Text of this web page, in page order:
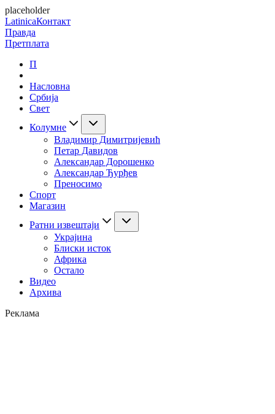
placeholder
LatinicaКонтакт
Правда
Претплата
П
Насловна
Србија
Свет
Колумне
Владимир Димитријевић
Петар Давидов
Александар Дорошенко
Александар Ђурђев
Преносимо
Спорт
Магазин
Ратни извештаји
Украјина
Блиски исток
Африка
Остало
Видео
Архива
Реклама